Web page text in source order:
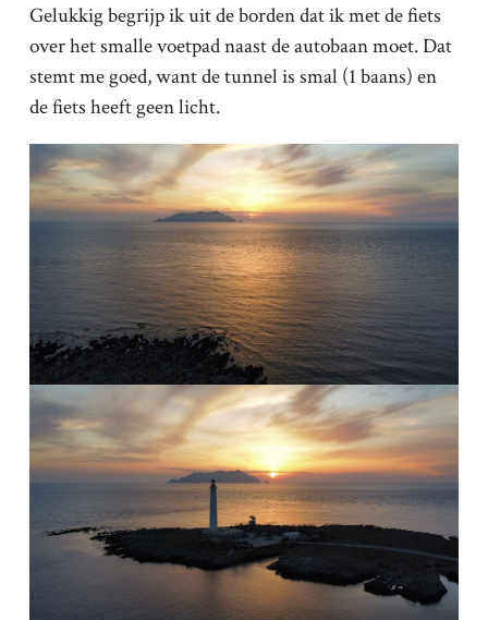
Gelukkig begrijp ik uit de borden dat ik met de fiets
over het smalle voetpad naast de autobaan moet. Dat
stemt me goed, want de tunnel is smal (1 baans) en
de fiets heeft geen licht.